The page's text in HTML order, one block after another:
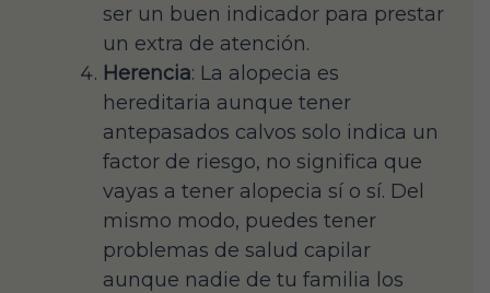
ser un buen indicador para prestar
un extra de atención.
Herencia: La alopecia es
hereditaria aunque tener
antepasados calvos solo indica un
factor de riesgo, no significa que
vayas a tener alopecia sí o sí. Del
mismo modo, puedes tener
problemas de salud capilar
aunque nadie de tu familia los